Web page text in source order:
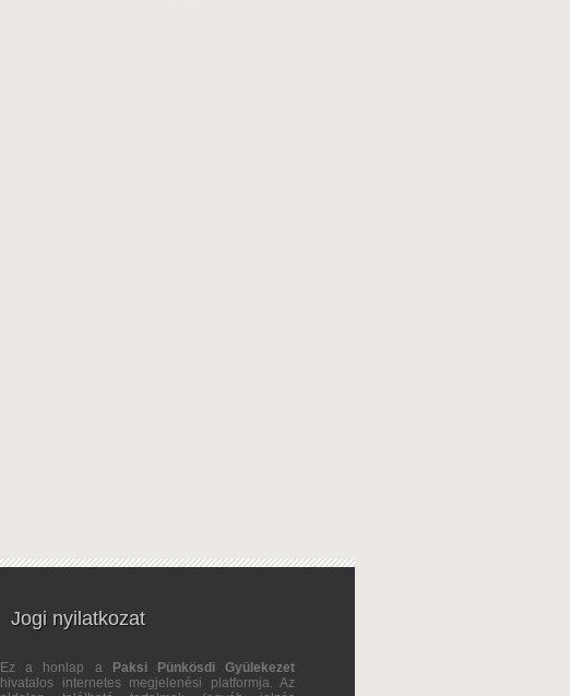
Jogi nyilatkozat
Ez a honlap a Paksi Pünkösdi Gyülekezet
hivatalos internetes megjelenési platformja. Az